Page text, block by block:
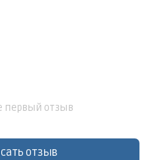
первый отзыв
отзыв